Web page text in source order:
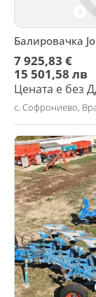
7 925,83 €
15 501,58 лв
Цената е без
с. Софрониево,